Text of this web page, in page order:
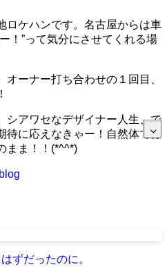
ロケハンです。名古屋からは車
！”って気分にさせてくれる場
ーナー打ち合わせの１回目、
シアワセなデザイナー人生、で
待に応えなきゃー！自然体で行
まま！！(*^^*)
ずだったのに。